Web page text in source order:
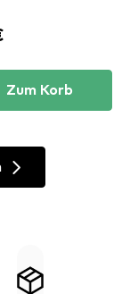
Zum Korb